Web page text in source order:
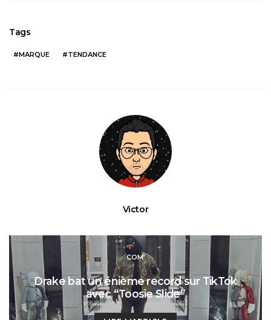
Tags
MARQUE TENDANCE
Victor
COM'
Drake bat un énième record sur TikTok
avec “Toosie Slide”